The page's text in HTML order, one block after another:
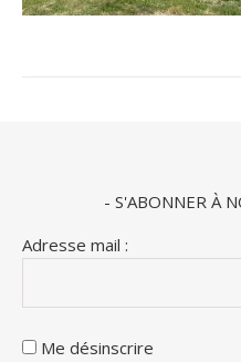
- S'ABONNER À
Adresse mail :
Me désinscrire